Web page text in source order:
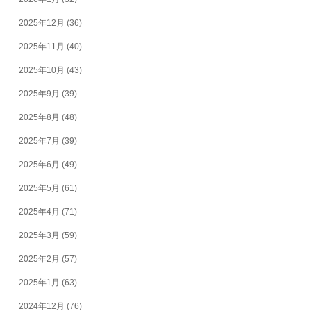
2025年12月 (36)
2025年11月 (40)
2025年10月 (43)
2025年9月 (39)
2025年8月 (48)
2025年7月 (39)
2025年6月 (49)
2025年5月 (61)
2025年4月 (71)
2025年3月 (59)
2025年2月 (57)
2025年1月 (63)
2024年12月 (76)